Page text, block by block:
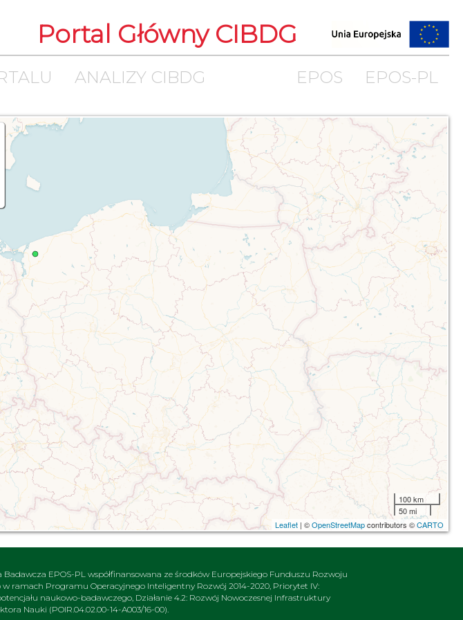
Portal Główny CIBDG
ANALIZY CIBDG EPOS EPOS-PL
100 km
50 mi
Leaflet| ©OpenStreetMapcontributors ©CARTO
EPOS-PL współfinansowana ze środków Europejskiego Funduszu Rozwoju
w ramach Programu Operacyjnego Inteligentny Rozwój 2014-2020, Priorytet IV:
naukowo-badawczego, Działanie 4.2: Rozwój Nowoczesnej Infrastruktury
Nauki (POIR.04.02.00-14-A003/16-00).